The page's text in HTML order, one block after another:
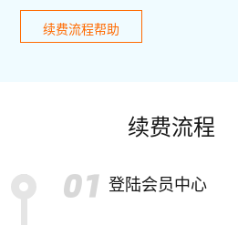
续费流程帮助
续费流程
登陆会员中心